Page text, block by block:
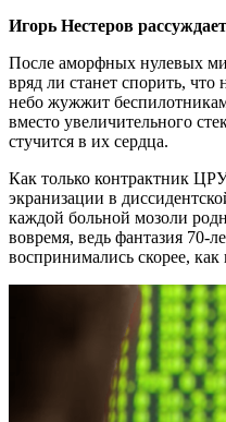
Игорь Нестеров
После аморфных нулевых
вряд ли станет спорить,
небо жужжит
вместо увеличительного
стучится в их сердца.
Как только контрактник
экранизации в
каждой больной мозоли
вовремя, ведь фантазия 70-
воспринимались скорее,